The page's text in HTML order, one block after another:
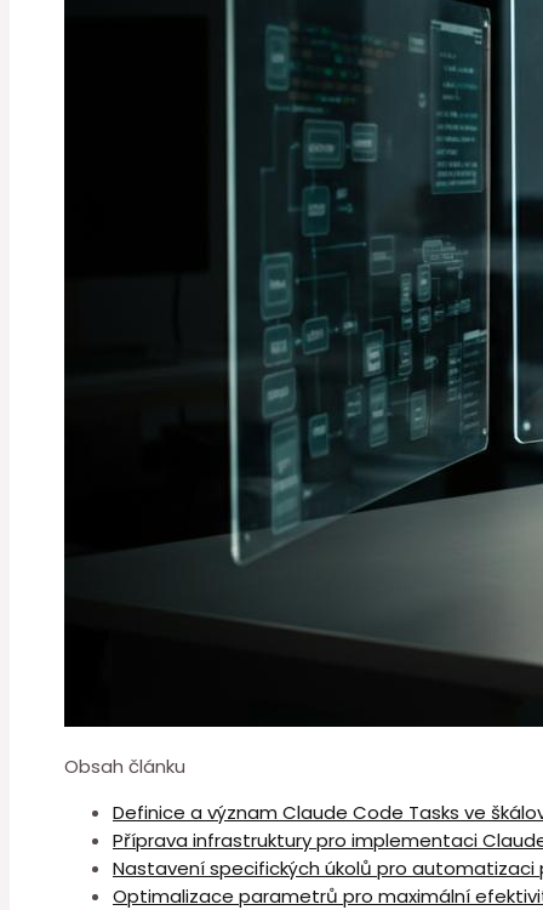
Obsah článku
Definice a význam⁤ Claude Code Tasks ve
Příprava infrastruktury pro implementaci
Nastavení specifických úkolů pro automatizaci
Optimalizace parametrů pro ⁤maximální